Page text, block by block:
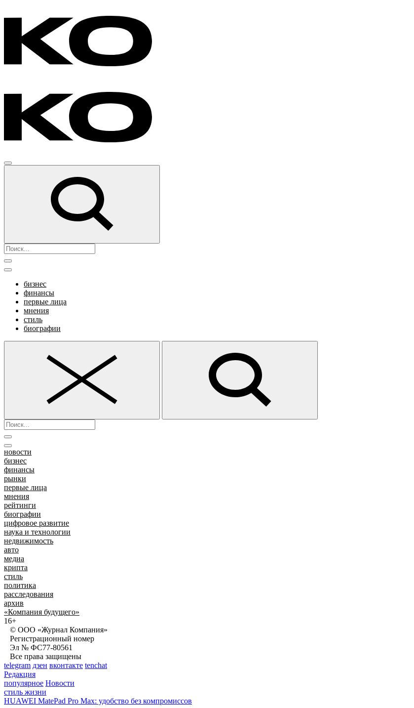
бизнес
финансы
первые лица
мнения
стиль
биографии
новости
бизнес
финансы
рынки
первые лица
мнения
рейтинги
биографии
цифровое развитие
наука и технологии
недвижимость
авто
медиа
крипта
стиль
политика
расследования
архив
«Компания будущего»
16+
© ООО «Журнал Компания»
Регистрационный номер
Эл № ФС77-80561
Все права защищены
telegram дзен вконтакте tenchat
Редакция
популярное Новости
стиль жизни
HUAWEI MatePad Pro Max: удобство без компромиссов